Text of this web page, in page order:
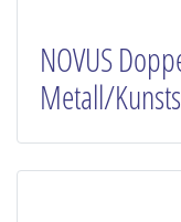
NOVUS
Metall/